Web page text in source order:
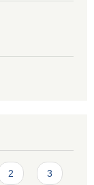
2 3